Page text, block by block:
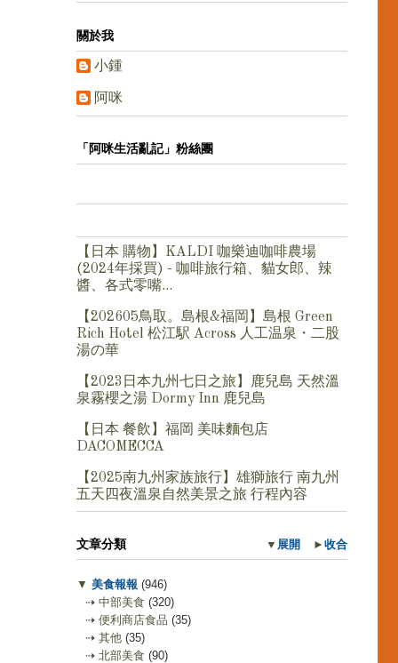
關於我
小鍾
阿咪
「阿咪生活亂記」粉絲團
【日本 購物】KALDI 咖樂迪咖啡農場
(2024年採買) - 咖啡旅行箱、貓女郎、辣
醬、各式零嘴...
【202605鳥取。島根&福岡】島根 Green
Rich Hotel 松江駅 Across 人工温泉・二股
湯の華
【2023日本九州七日之旅】鹿兒島 天然溫
泉霧櫻之湯 Dormy Inn 鹿兒島
【日本 餐飲】福岡 美味麵包店
DACOMECCA
【2025南九州家族旅行】雄獅旅行 南九州
五天四夜溫泉自然美景之旅 行程內容
▼ 展開 ► 收合
文章分類
▼ 美食報報 (946)
⇢ 中部美食 (320)
⇢ 便利商店食品 (35)
⇢ 其他 (35)
⇢ 北部美食 (90)